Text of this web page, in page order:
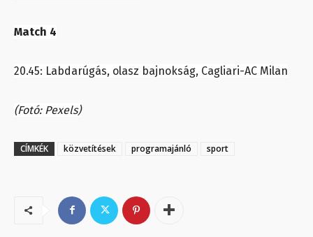
Match 4
20.45: Labdarúgás, olasz bajnokság, Cagliari-AC Milan
(Fotó: Pexels)
CÍMKÉK közvetítések programajánló sport